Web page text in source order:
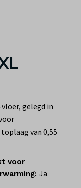
vloer, gelegd in
van 0,55
voor
Ja